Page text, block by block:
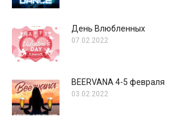
День Влюбленных
07.02.2022
BEERVANA 4-5 февраля
03.02.2022